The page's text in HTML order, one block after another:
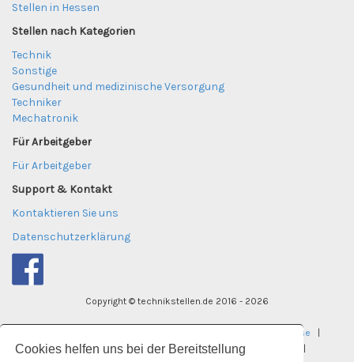
Cookies helfen uns bei der Bereitstellung
Stellen in Hessen
Stellen nach Kategorien
Technik
Sonstige
Gesundheit und medizinische Versorgung
Techniker
Mechatronik
Für Arbeitgeber
Für Arbeitgeber
Support & Kontakt
Kontaktieren Sie uns
Datenschutzerklärung
Copyright © technikstellen.de 2016 - 2026
undervisningsjobb.se |
careereye.se |universitetsvakanser.se |careereye.se
|